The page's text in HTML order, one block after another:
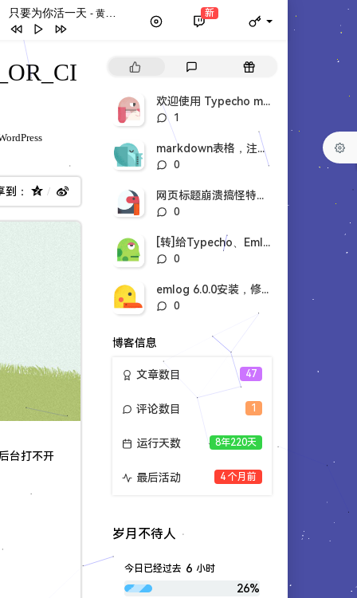
只要为你活一天 - 黄英华 / 刘家昌
只要为你活一天
Dancing With Your Ghost
YMCA (Original Version 1978)
Village People
DJ紀轩
混音魔王
轻松快乐又动感
Lunarie
Matteo
新
到：
台打不开
评
随
文欢迎使用 Typecho markdown语法
评
论
数：
1
markdown表格，注脚。sagiri修改
评
数：
0
网页标题崩溃搞怪特效，svg特效。
评
数：
0
[转]给Typecho、Emlog鼠标点击文字特效，评论者认证插件。
评
数：
0
emlog 6.0.0安装，修改。
评
0
博客信息
47
文章数目
1
评论数目
8年220天
运行天数
4 个月前
最后活动
岁月不待人
今日已经过去 6 小时
26%